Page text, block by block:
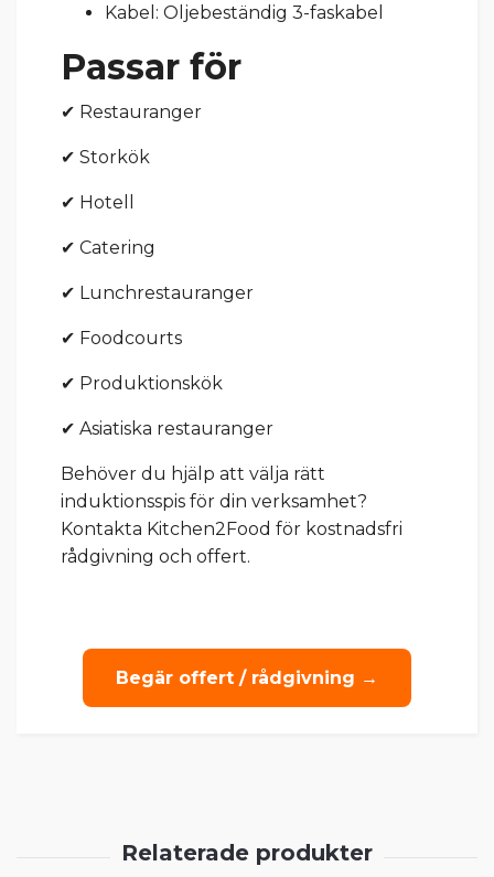
Kabel: Oljebeständig 3-faskabel
Passar för
✔ Restauranger
✔ Storkök
✔ Hotell
✔ Catering
✔ Lunchrestauranger
✔ Foodcourts
✔ Produktionskök
✔ Asiatiska restauranger
Behöver du hjälp att välja rätt
induktionsspis för din verksamhet?
Kontakta Kitchen2Food för kostnadsfri
rådgivning och offert.
Begär offert / rådgivning →